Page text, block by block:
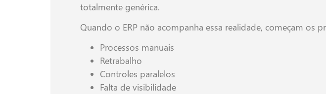
totalmente genérica.
Quando o ERP não acompanha essa realidade, começam os
Processos manuais
Retrabalho
Controles paralelos
Falta de visibilidade